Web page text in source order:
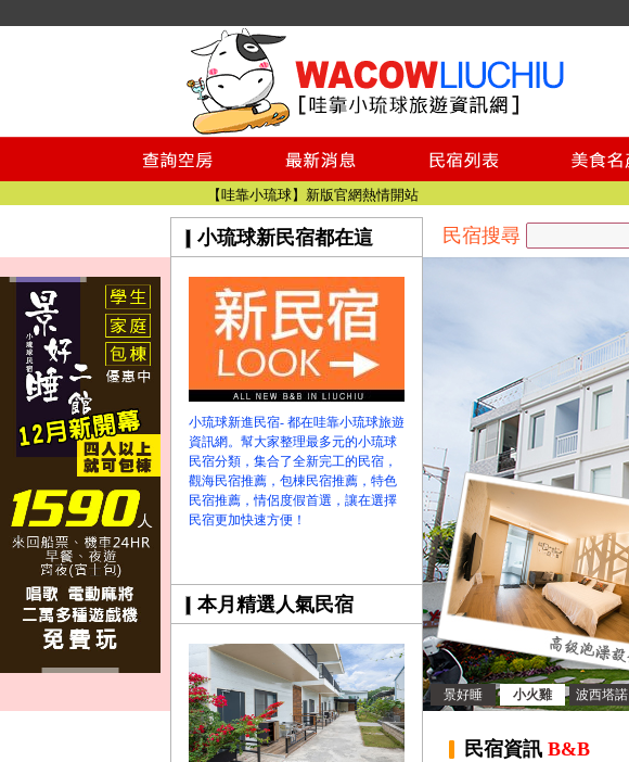
小琉球民宿空房
小琉球民宿
小琉球民宿推薦
【小琉球民宿特約】東港停車場!!看這邊
小琉球民宿 最完整的旅遊資訊都在這
【哇靠小琉球】新版官網熱情開站
【哇靠小琉球粉絲團】即時動態!!
小琉球民宿空房
小琉球民宿
小琉球民宿推薦
【小琉球民宿特約】東港停車場!!看這邊
小琉球民宿 最完整的旅遊資訊都在這
【哇靠小琉球】新版官網熱情開站
【哇靠小琉球粉絲團】即時動態!!
小琉球新民宿都在這
小琉球新進民宿- 都在哇靠小琉球旅遊
資訊網。幫大家整理最多元的小琉球
民宿分類，集合了全新完工的民宿，
觀海民宿推薦，包棟民宿推薦，特色
民宿推薦，情侶度假首選，讓在選擇
民宿更加快速方便！
本月精選人氣民宿
景好睡 小火雞 波西塔諾
民宿搜尋
民宿資訊 B&B